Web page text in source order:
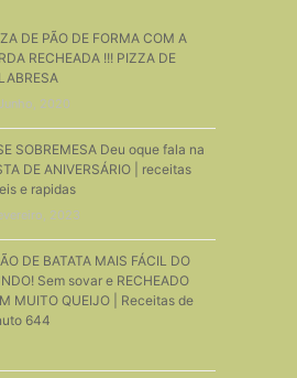
DE PÃO DE FORMA COM A
RECHEADA !!! PIZZA DE
2020
SOBREMESA Deu oque fala na
DE ANIVERSÁRIO | receitas
e rapidas
2023
DE BATATA MAIS FÁCIL DO
Sem sovar e RECHEADO
MUITO QUEIJO | Receitas de
644